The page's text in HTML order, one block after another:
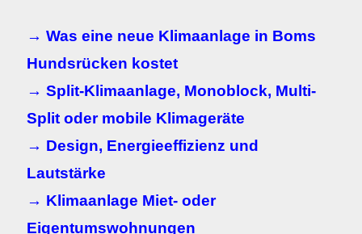
→ Was eine neue Klimaanlage in Boms
Hundsrücken kostet
→ Split-Klimaanlage, Monoblock, Multi-
Split oder mobile Klimageräte
→ Design, Energieeffizienz und
Lautstärke
→ Klimaanlage Miet- oder
Eigentumswohnungen